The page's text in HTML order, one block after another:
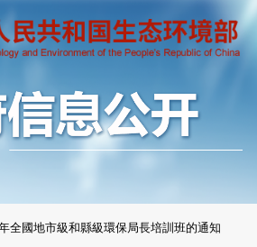
全國地市級和縣級環保局長培訓班的通知